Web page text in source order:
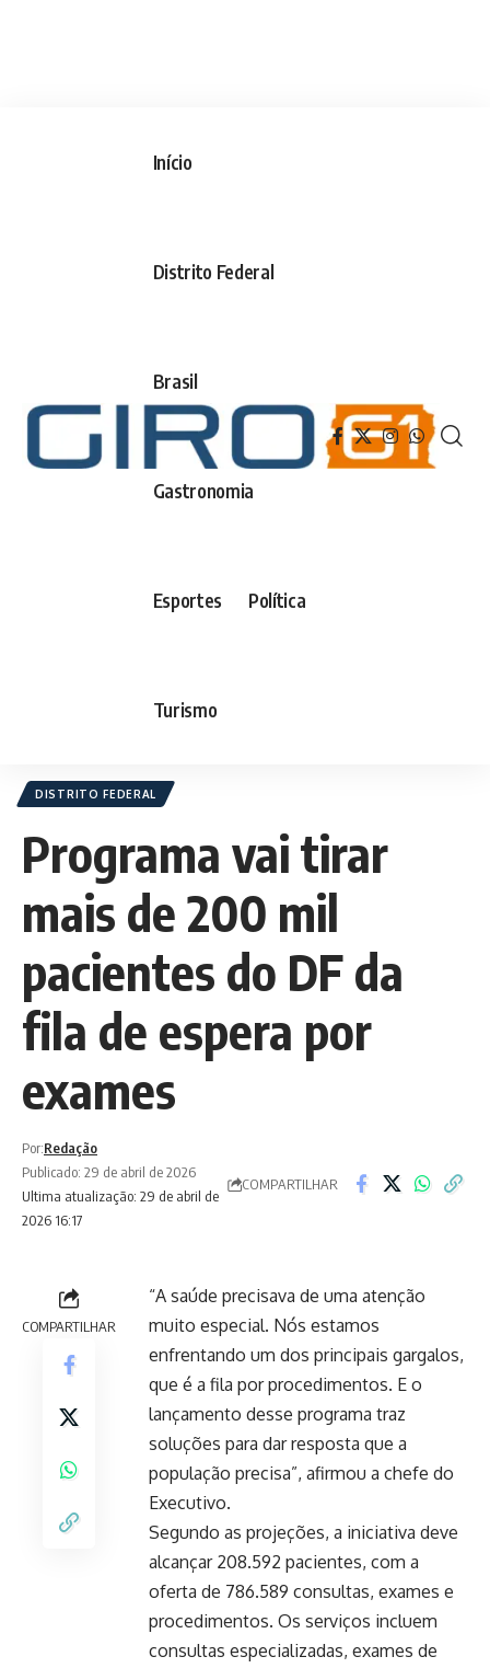
Início
Distrito Federal
Brasil
Gastronomia
Esportes Política
Turismo
DISTRITO FEDERAL
Programa vai tirar
mais de 200 mil
pacientes do DF da
fila de espera por
exames
Ultima atualização: 29 de abril de
2026 16:17
Por:Redação
Publicado: 29 de abril de 2026
COMPARTILHAR
COMPARTILHAR
“A saúde precisava de uma atenção
muito especial. Nós estamos
enfrentando um dos principais gargalos,
que é a fila por procedimentos. E o
lançamento desse programa traz
soluções para dar resposta que a
população precisa”, afirmou a chefe do
Executivo.
Segundo as projeções, a iniciativa deve
alcançar 208.592 pacientes, com a
oferta de 786.589 consultas, exames e
procedimentos. Os serviços incluem
consultas especializadas, exames de